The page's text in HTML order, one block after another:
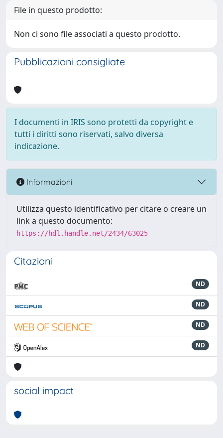
File in questo prodotto:
Non ci sono file associati a questo prodotto.
Pubblicazioni consigliate
I documenti in IRIS sono protetti da copyright e
tutti i diritti sono riservati, salvo diversa
indicazione.
Informazioni
Utilizza questo identificativo per citare o creare un
link a questo documento:
https://hdl.handle.net/2434/63025
Citazioni
ND
ND
ND
ND
social impact